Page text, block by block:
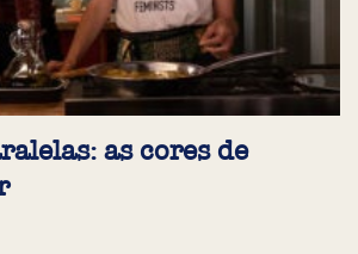
as cores de